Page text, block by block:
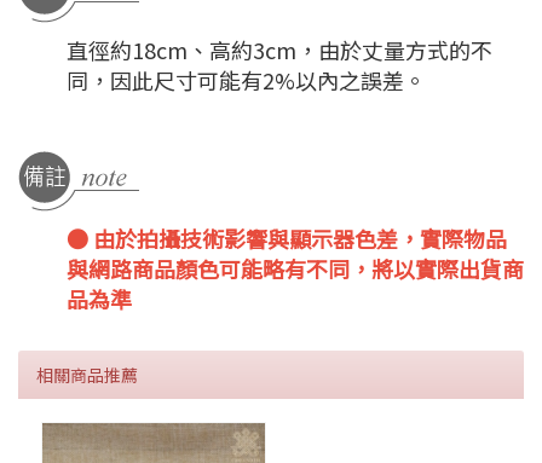
直徑約18cm、高約3cm，由於丈量方式的不
同，因此尺寸可能有2%以內之誤差。
● 由於拍攝技術影響與顯示器色差，實際物品
與網路商品顏色可能略有不同，將以實際出貨商
品為準
相關商品推薦